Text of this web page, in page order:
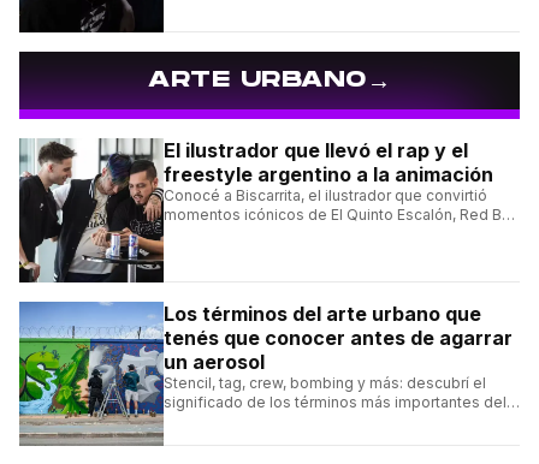
ARTE URBANO→
El ilustrador que llevó el rap y el
freestyle argentino a la animación
Conocé a Biscarrita, el ilustrador que convirtió
momentos icónicos de El Quinto Escalón, Red Bull
Los términos del arte urbano que
tenés que conocer antes de agarrar
un aerosol
Stencil, tag, crew, bombing y más: descubrí el
significado de los términos más importantes del